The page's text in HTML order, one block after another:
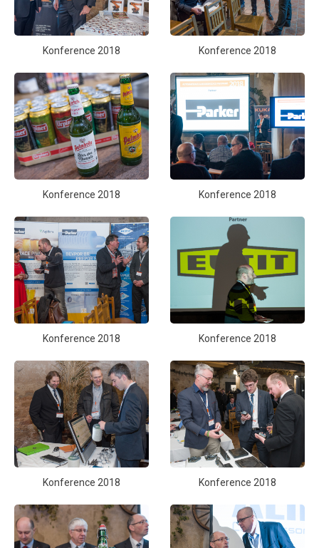
Konference 2018 Konference 2018
Konference 2018 Konference 2018
Konference 2018 Konference 2018
Konference 2018 Konference 2018